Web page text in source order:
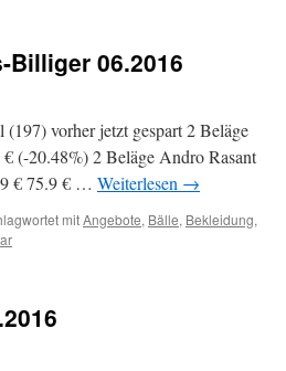
06.2016
vorher jetzt gespart 2 Beläge
(-20.48%) 2 Beläge Andro Rasant
€ 75.9 € … Weiterlesen →
mitAngebote, Bälle, Bekleidung,